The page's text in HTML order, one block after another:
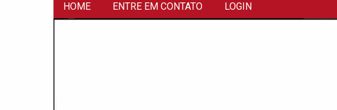
HOME ENTRE EM CONTATO LOGIN